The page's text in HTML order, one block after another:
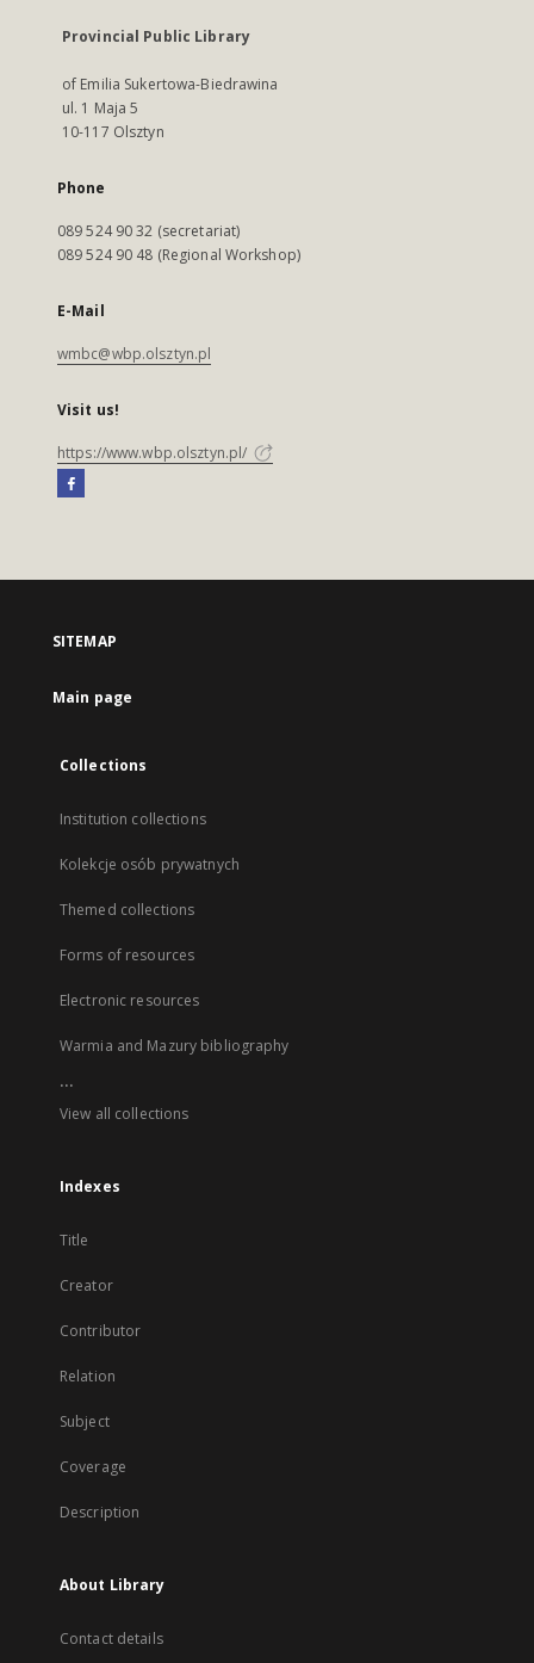
Provincial Public Library
of Emilia Sukertowa-Biedrawina
ul. 1 Maja 5
10-117 Olsztyn
Phone
089 524 90 32 (secretariat)
089 524 90 48 (Regional Workshop)
E-Mail
wmbc@wbp.olsztyn.pl
Visit us!
https://www.wbp.olsztyn.pl/
SITEMAP
Main page
Collections
Institution collections
Kolekcje osób prywatnych
Themed collections
Forms of resources
Electronic resources
Warmia and Mazury bibliography
...
View all collections
Indexes
Title
Creator
Contributor
Relation
Subject
Coverage
Description
About Library
Contact details